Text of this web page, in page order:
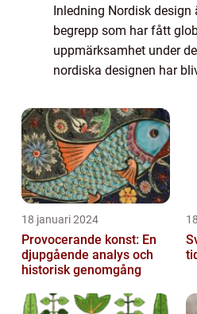
Inledning Nordisk design
begrepp som har fått
uppmärksamhet under
nordiska designen har
tilltalande design. I
att gå in på...
18 januari 2024
Provocerande konst: En
djupgående analys och
historisk genomgång